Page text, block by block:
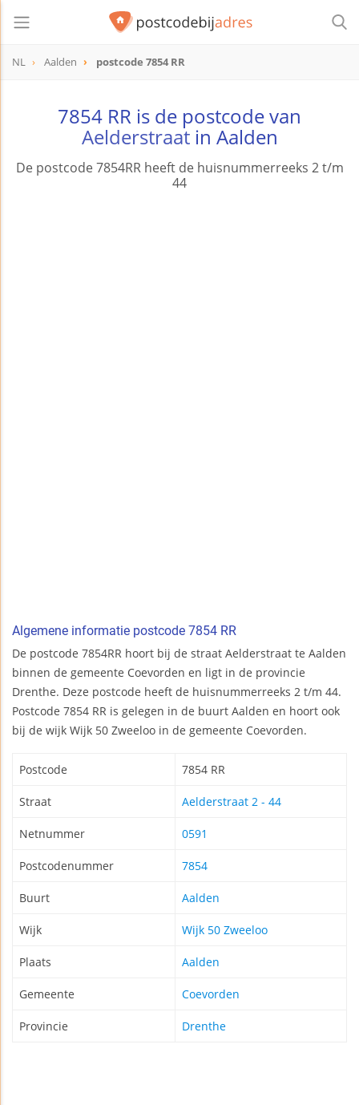
NL Aalden postcode 7854 RR
7854 RR is de postcode van
Aelderstraatin Aalden
De postcode 7854RR heeft de huisnummerreeks 2 t/m
44
Algemene informatie postcode 7854 RR
De postcode 7854RR hoort bij de straat Aelderstraat te Aalden
binnen de gemeente Coevorden en ligt in de provincie
Drenthe. Deze postcode heeft de huisnummerreeks 2 t/m 44.
Postcode 7854 RR is gelegen in de buurt Aalden en hoort ook
bij de wijk Wijk 50 Zweeloo in de gemeente Coevorden.
Postcode 7854 RR
Straat Aelderstraat 2 - 44
Netnummer 0591
Postcodenummer 7854
Buurt Aalden
Wijk Wijk 50 Zweeloo
Plaats Aalden
Gemeente Coevorden
Provincie Drenthe